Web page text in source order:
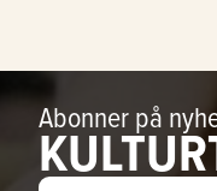
Abonner på